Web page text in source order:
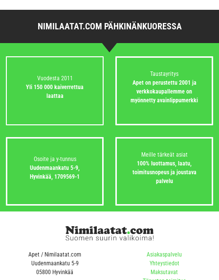
NIMILAATAT.COM PÄHKINÄNKUORESSA
Vuodesta 2011
Yli 150 000 kaiverrettua
laattaa
Taustayritys
Apet on perustettu 2001 ja
verkkokaupallemme on
myönnetty avainlippumerkki
Osoite ja y-tunnus
Uudenmaankatu 5-9,
Hyvinkää, 1709569-1
Meille tärkeät asiat
100% luottamus, laatu,
toimitusnopeus ja joustava
palvelu
Apet / Nimilaatat.com
Uudenmaankatu 5-9
05800 Hyvinkää
Asiakaspalvelu
Yhteystiedot
Maksutavat